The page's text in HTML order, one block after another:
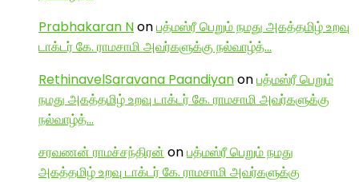
Prabhakaran Nonபத்மஸ்ரீ பெறும் நமது அகத்தமிழ் உறவு
டாக்டர் கே. ராமசாமி அவர்களுக்கு நல்வாழ்த்…
RethinavelSaravana Paandiyanonபத்மஸ்ரீ பெறும்
நமது அகத்தமிழ் உறவு டாக்டர் கே. ராமசாமி அவர்களுக்கு
நல்வாழ்த்…
சரவணன் ராமச்சந்திரன் onபத்மஸ்ரீ பெறும் நமது
அகத்தமிழ் உறவு டாக்டர் கே. ராமசாமி அவர்களுக்கு